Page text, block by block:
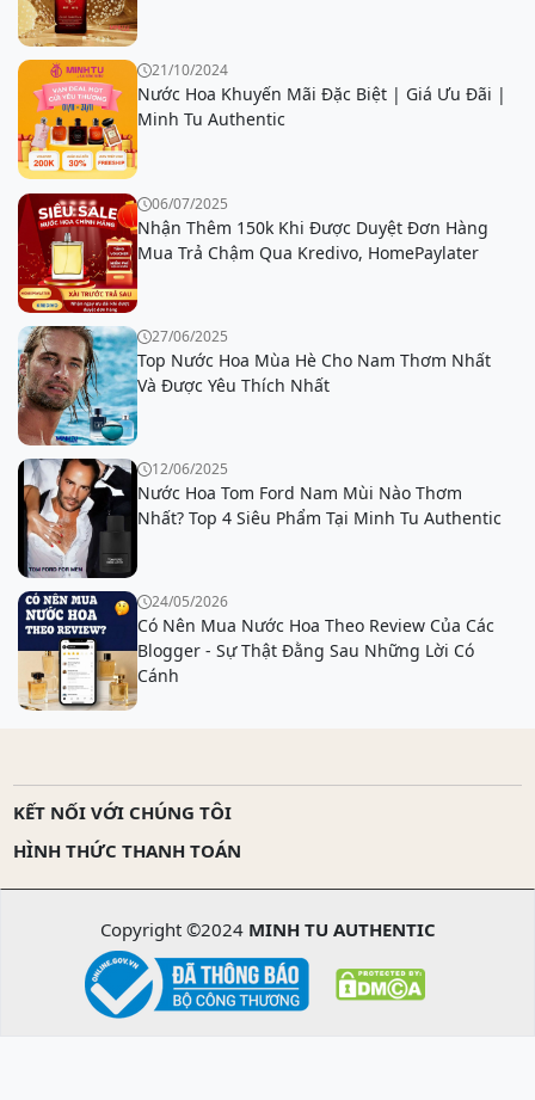
21/10/2024
Nước Hoa Khuyến Mãi Đặc Biệt | Giá Ưu Đãi |
Minh Tu Authentic
06/07/2025
Nhận Thêm 150k Khi Được Duyệt Đơn Hàng
Mua Trả Chậm Qua Kredivo, HomePaylater
27/06/2025
Top Nước Hoa Mùa Hè Cho Nam Thơm Nhất
Và Được Yêu Thích Nhất
12/06/2025
Nước Hoa Tom Ford Nam Mùi Nào Thơm
Nhất? Top 4 Siêu Phẩm Tại Minh Tu Authentic
24/05/2026
Có Nên Mua Nước Hoa Theo Review Của Các
Blogger - Sự Thật Đằng Sau Những Lời Có
Cánh
KẾT NỐI VỚI CHÚNG TÔI
HÌNH THỨC THANH TOÁN
Copyright ©2024 MINH TU AUTHENTIC